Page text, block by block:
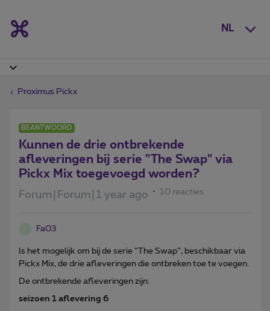
NL
Proximus Pickx
BEANTWOORD
Kunnen de drie ontbrekende
afleveringen bij serie "The Swap" via
Pickx Mix toegevoegd worden?
Forum|Forum|1 year ago 10 reacties
Fa03
Is het mogelijk om bij de serie “The Swap”, beschikbaar via
Pickx Mix, de drie afleveringen die ontbreken toe te voegen.
De ontbrekende afleveringen zijn:
seizoen 1 aflevering 6